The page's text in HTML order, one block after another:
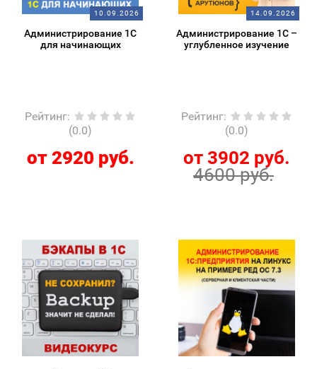
10.09.2026
Администрирование 1С
для начинающих
Рейтинг:
(0.0)
от 2920 руб.
14.09.2026
Администрирование 1С –
углубленное изучение
Рейтинг:
(0.0)
от 3902 руб.
4600 руб.